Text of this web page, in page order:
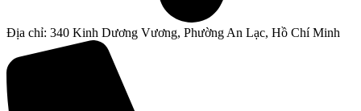
Địa chỉ: 340 Kinh Dương Vương, Phường An Lạc, Hồ Chí Minh